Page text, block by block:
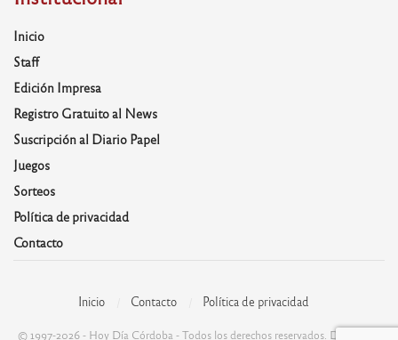
Inicio
Staff
Edición Impresa
Registro Gratuito al News
Suscripción al Diario Papel
Juegos
Sorteos
Política de privacidad
Contacto
Inicio Contacto Política de privacidad
© 1997-2026 - Hoy Día Córdoba - Todos los derechos reservados. Desarrolla: